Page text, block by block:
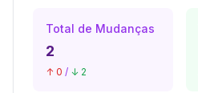
Total de Mudanças
2
↑ 0 / ↓ 2